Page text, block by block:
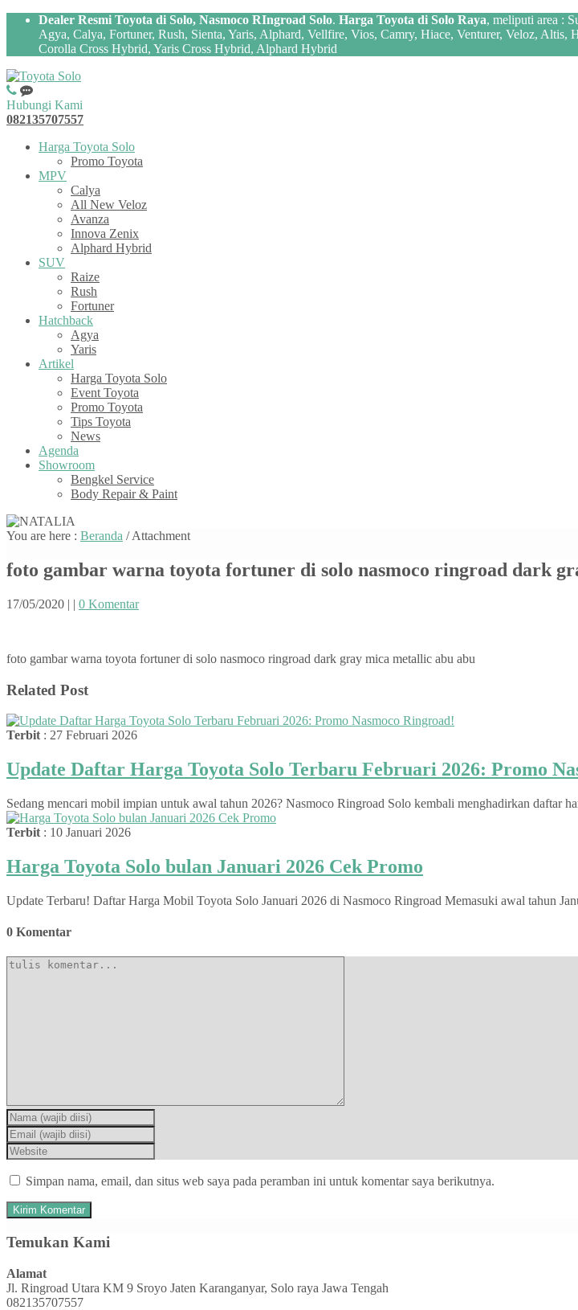
Dealer Resmi Toyota di Solo, Nasmoco RIngroad Solo. Harga Toyota di Solo Raya, meliputi area :
Agya, Calya, Fortuner, Rush, Sienta, Yaris, Alphard, Vellfire, Vios, Camry, Hiace, Venturer, Veloz,
Corolla Cross Hybrid, Yaris Cross Hybrid, Alphard Hybrid
Hubungi Kami
082135707557
Harga Toyota Solo
Promo Toyota
MPV
Calya
All New Veloz
Avanza
Innova Zenix
Alphard Hybrid
SUV
Raize
Rush
Fortuner
Hatchback
Agya
Yaris
Artikel
Harga Toyota Solo
Event Toyota
Promo Toyota
Tips Toyota
News
Agenda
Showroom
Bengkel Service
Body Repair & Paint
You are here : Beranda / Attachment
foto gambar warna toyota fortuner di solo nasmoco ringroad dark
17/05/2020 | | 0 Komentar
foto gambar warna toyota fortuner di solo nasmoco ringroad dark gray mica metallic abu abu
Related Post
Terbit : 27 Februari 2026
Update Daftar Harga Toyota Solo Terbaru Februari 2026: Promo
Sedang mencari mobil impian untuk awal tahun 2026? Nasmoco Ringroad Solo kembali menghadirkan daftar
Terbit : 10 Januari 2026
Harga Toyota Solo bulan Januari 2026 Cek Promo
Update Terbaru! Daftar Harga Mobil Toyota Solo Januari 2026 di Nasmoco Ringroad Memasuki awal tahun
0 Komentar
Simpan nama, email, dan situs web saya pada peramban ini untuk komentar saya berikutnya.
Temukan Kami
Alamat
Jl. Ringroad Utara KM 9 Sroyo Jaten Karanganyar, Solo raya Jawa Tengah
082135707557